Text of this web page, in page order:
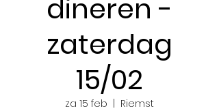
dineren -
zaterdag
15/02
za 15 feb
Riemst